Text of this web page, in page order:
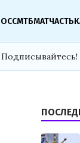
МТБМАТЧАСТЬ
Подписывайтесь!